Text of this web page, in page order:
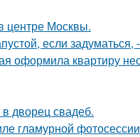
центре Москвы.
если
оформила квартиру
дворец свадеб.
гламурной